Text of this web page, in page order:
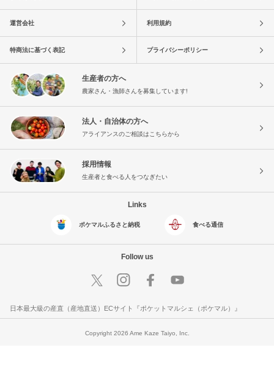
運営会社 利用規約
特商法に基づく表記 プライバシーポリシー
生産者の方へ
農家さん・漁師さんを募集しています!
法人・自治体の方へ
アライアンスのご相談はこちらから
採用情報
生産者と食べる人をつなぎたい
Links
ポケマルふるさと納税 食べる通信
Follow us
日本最大級の産直（産地直送）ECサイト『ポケットマルシェ（ポケマル）』
Copyright 2026 Ame Kaze Taiyo, Inc.